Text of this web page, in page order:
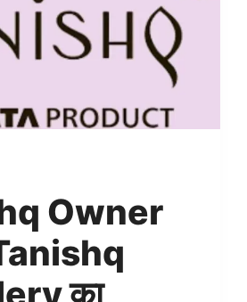
Owner